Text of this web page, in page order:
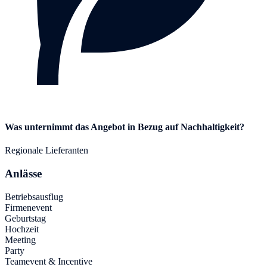
Was unternimmt das Angebot in Bezug auf Nachhaltigkeit?
Regionale Lieferanten
Anlässe
Betriebsausflug
Firmenevent
Geburtstag
Hochzeit
Meeting
Party
Teamevent & Incentive